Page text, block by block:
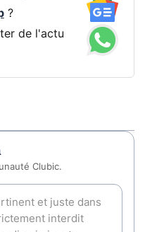
?
de l'actu
Clubic.